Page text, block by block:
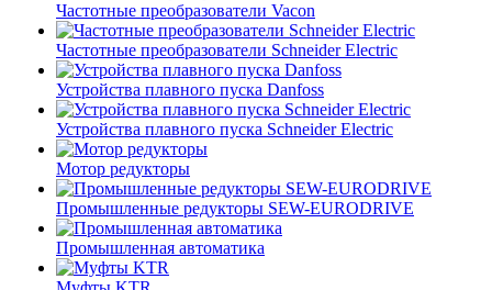
Частотные преобразователи Vacon
Частотные преобразователи Schneider Electric
Устройства плавного пуска Danfoss
Устройства плавного пуска Schneider Electric
Мотор редукторы
Промышленные редукторы SEW-EURODRIVE
Промышленная автоматика